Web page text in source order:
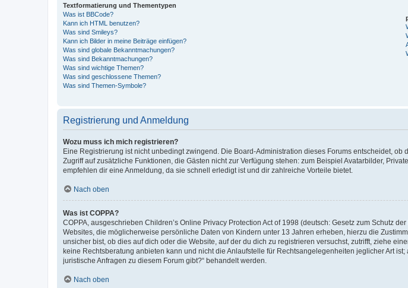
Textformatierung und Thementypen
Was ist BBCode?
Kann ich HTML benutzen?
Was sind Smileys?
Kann ich Bilder in meine Beiträge einfügen?
Was sind globale Bekanntmachungen?
Was sind Bekanntmachungen?
Was sind wichtige Themen?
Was sind geschlossene Themen?
Was sind Themen-Symbole?
Registrierung und Anmeldung
Wozu muss ich mich registrieren?
Eine Registrierung ist nicht unbedingt zwingend. Die Board-Administration dieses Forums entscheidet,
Zugriff auf zusätzliche Funktionen, die Gästen nicht zur Verfügung stehen: zum Beispiel Avatarbilder,
empfehlen dir eine Anmeldung, da sie schnell erledigt ist und dir zahlreiche Vorteile bietet.
Nach oben
Was ist COPPA?
COPPA, ausgeschrieben Children’s Online Privacy Protection Act of 1998 (deutsch: Gesetz zum Schutz
Websites, die möglicherweise persönliche Daten von Kindern unter 13 Jahren erheben, hierzu die
unsicher bist, ob dies auf dich oder die Website, auf der du dich zu registrieren versuchst, zutrifft, ziehe
keine Rechtsberatung anbieten kann und nicht die Anlaufstelle für Rechtsangelegenheiten jeglicher Art
juristische Anfragen zu diesem Forum gibt?“ behandelt werden.
Nach oben